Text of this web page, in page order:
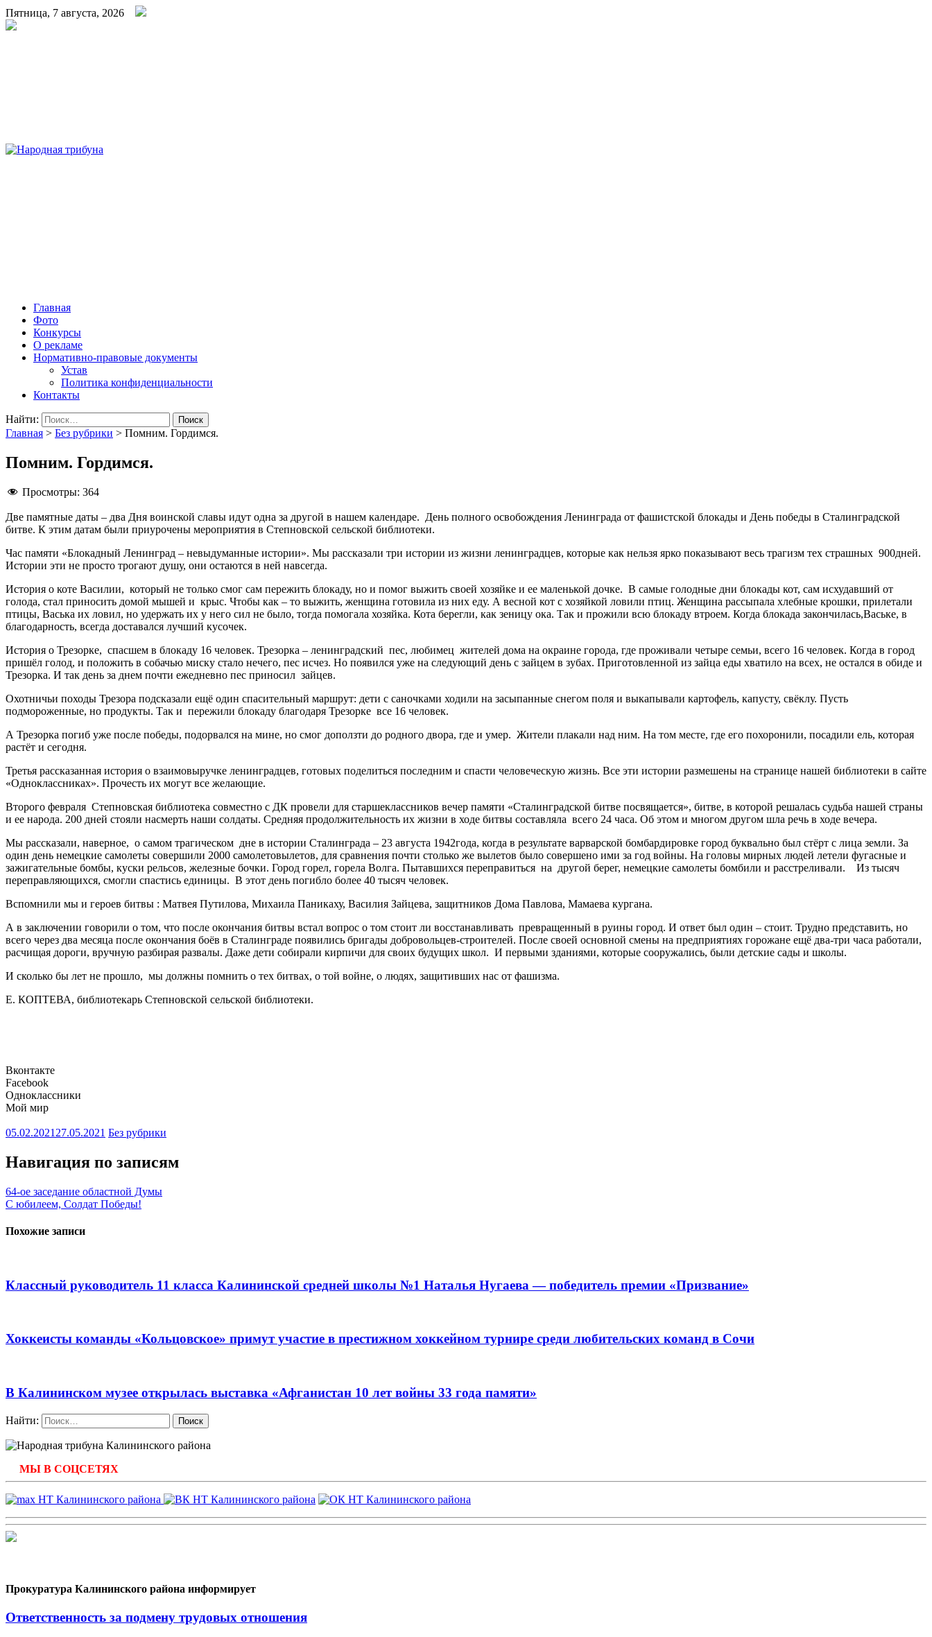
Пятница, 7 августа, 2026
Главная
Фото
Конкурсы
О рекламе
Нормативно-правовые документы
Устав
Политика конфиденциальности
Контакты
Найти:
Главная > Без рубрики > Помним. Гордимся.
Помним. Гордимся.
Просмотры: 364
Две памятные даты – два Дня воинской славы идут одна за другой в нашем календаре. День полного освобождения Ленинграда от фашистской блокады и День победы в Сталинградской
битве. К этим датам были приурочены мероприятия в Степновской сельской библиотеки.
Час памяти «Блокадный Ленинград – невыдуманные истории». Мы рассказали три истории из жизни ленинградцев, которые как нельзя ярко показывают весь трагизм тех страшных 900дней.
Истории эти не просто трогают душу, они остаются в ней навсегда.
История о коте Василии, который не только смог сам пережить блокаду, но и помог выжить своей хозяйке и ее маленькой дочке. В самые голодные дни блокады кот, сам исхудавший от
голода, стал приносить домой мышей и крыс. Чтобы как – то выжить, женщина готовила из них еду. А весной кот с хозяйкой ловили птиц. Женщина рассыпала хлебные крошки, прилетали
птицы, Васька их ловил, но удержать их у него сил не было, тогда помогала хозяйка. Кота берегли, как зеницу ока. Так и прожили всю блокаду втроем. Когда блокада закончилась,Ваське, в
благодарность, всегда доставался лучший кусочек.
История о Трезорке, спасшем в блокаду 16 человек. Трезорка – ленинградский пес, любимец жителей дома на окраине города, где проживали четыре семьи, всего 16 человек. Когда в город
пришёл голод, и положить в собачью миску стало нечего, пес исчез. Но появился уже на следующий день с зайцем в зубах. Приготовленной из зайца еды хватило на всех, не остался в обиде и
Трезорка. И так день за днем почти ежедневно пес приносил зайцев.
Охотничьи походы Трезора подсказали ещё один спасительный маршрут: дети с саночками ходили на засыпанные снегом поля и выкапывали картофель, капусту, свёклу. Пусть
подмороженные, но продукты. Так и пережили блокаду благодаря Трезорке все 16 человек.
А Трезорка погиб уже после победы, подорвался на мине, но смог доползти до родного двора, где и умер. Жители плакали над ним. На том месте, где его похоронили, посадили ель, которая
растёт и сегодня.
Третья рассказанная история о взаимовыручке ленинградцев, готовых поделиться последним и спасти человеческую жизнь. Все эти истории размешены на странице нашей библиотеки в сайте
«Одноклассниках». Прочесть их могут все желающие.
Второго февраля Степновская библиотека совместно с ДК провели для старшеклассников вечер памяти «Сталинградской битве посвящается», битве, в которой решалась судьба нашей страны
и ее народа. 200 дней стояли насмерть наши солдаты. Средняя продолжительность их жизни в ходе битвы составляла всего 24 часа. Об этом и многом другом шла речь в ходе вечера.
Мы рассказали, наверное, о самом трагическом дне в истории Сталинграда – 23 августа 1942года, когда в результате варварской бомбардировке город буквально был стёрт с лица земли. За
один день немецкие самолеты совершили 2000 самолетовылетов, для сравнения почти столько же вылетов было совершено ими за год войны. На головы мирных людей летели фугасные и
зажигательные бомбы, куски рельсов, железные бочки. Город горел, горела Волга. Пытавшихся переправиться на другой берег, немецкие самолеты бомбили и расстреливали. Из тысяч
переправляющихся, смогли спастись единицы. В этот день погибло более 40 тысяч человек.
Вспомнили мы и героев битвы : Матвея Путилова, Михаила Паникаху, Василия Зайцева, защитников Дома Павлова, Мамаева кургана.
А в заключении говорили о том, что после окончания битвы встал вопрос о том стоит ли восстанавливать превращенный в руины город. И ответ был один – стоит. Трудно представить, но
всего через два месяца после окончания боёв в Сталинграде появились бригады добровольцев-строителей. После своей основной смены на предприятиях горожане ещё два-три часа работали,
расчищая дороги, вручную разбирая развалы. Даже дети собирали кирпичи для своих будущих школ. И первыми зданиями, которые сооружались, были детские сады и школы.
И сколько бы лет не прошло, мы должны помнить о тех битвах, о той войне, о людях, защитивших нас от фашизма.
Е. КОПТЕВА, библиотекарь Степновской сельской библиотеки.
Вконтакте
Facebook
Одноклассники
Мой мир
05.02.2021 27.05.2021 Без рубрики
Навигация по записям
64-ое заседание областной Думы
С юбилеем, Солдат Победы!
Похожие записи
Классный руководитель 11 класса Калининской средней школы №1 Наталья Нугаева — победитель премии «Призвание»
Хоккеисты команды «Кольцовское» примут участие в престижном хоккейном турнире среди любительских команд в Сочи
В Калининском музее открылась выставка «Афганистан 10 лет войны 33 года памяти»
Найти:
МЫ В СОЦСЕТЯХ
Прокуратура Калининского района информирует
Ответственность за подмену трудовых отношения